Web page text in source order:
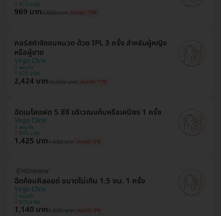
BTS อารีย์
969 บาท3,500 บาท ประหยัด 72%
คอร์สกำจัดขนหนวด ด้วย IPL 3 ครั้ง สำหรับผู้หญิง
หรือผู้ชาย
Virgo Clinic
พญาไท
BTS อารีย์
2,424 บาท10,500 บาท ประหยัด 77%
ฉีดเมโสแฟต 5 ซีซี บริเวณแก้มหรือเหนียง 1 ครั้ง
Virgo Clinic
พญาไท
BTS อารีย์
1,425 บาท1,500 บาท ประหยัด 5%
มี HDreview
ฉีดก้อนคีลอยด์ ขนาดไม่เกิน 1.5 ซม. 1 ครั้ง
Virgo Clinic
พญาไท
BTS อารีย์
1,140 บาท1,200 บาท ประหยัด 5%